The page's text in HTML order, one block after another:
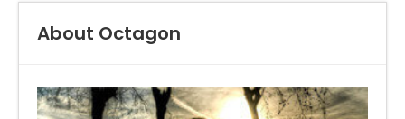
About Octagon